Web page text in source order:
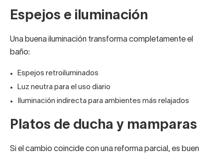
Espejos e iluminación
Una buena iluminación transforma completamente el
baño:
Espejos retroiluminados
Luz neutra para el uso diario
Iluminación indirecta para ambientes más relajados
Platos de ducha y mamparas
Si el cambio coincide con una reforma parcial, es buen